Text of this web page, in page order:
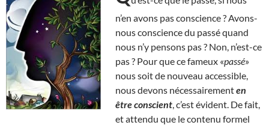
n’en avons pas conscience ? Avons-
nous conscience du passé quand
nous n’y pensons pas ? Non, n’est-ce
pas ? Pour que ce fameux «passé»
nous soit de nouveau accessible,
nous devons nécessairementen
être conscient , c’est évident. De fait,
et attendu que le contenu formel